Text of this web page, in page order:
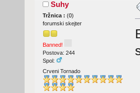
Suhy
Tržnica : (0)
forumski skejter
Banned!
Postova: 244
Spol:
Crveni Tornado